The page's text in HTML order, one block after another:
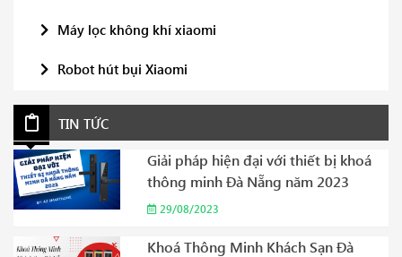
Máy lọc không khí xiaomi
Robot hút bụi Xiaomi
TIN TỨC
Giải pháp hiện đại với thiết bị khoá
thông minh Đà Nẵng năm 2023
29/08/2023
Khoá Thông Minh Khách Sạn Đà